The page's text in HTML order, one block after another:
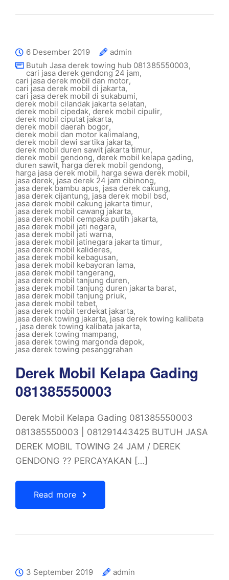
6 Desember 2019
admin
Butuh Jasa derek towing hub 081385550003,
cari jasa derek gendong 24 jam,
cari jasa derek mobil dan motor,
cari jasa derek mobil di jakarta,
cari jasa derek mobil di sukabumi,
derek mobil cilandak jakarta selatan,
derek mobil cipedak,derek mobil cipulir,
derek mobil ciputat jakarta,
derek mobil daerah bogor,
derek mobil dan motor kalimalang,
derek mobil dewi sartika jakarta,
derek mobil duren sawit jakarta timur,
derek mobil gendong, derek mobil kelapa gading,
duren sawit,harga derek mobil gendong,
harga jasa derek mobil, harga sewa derek mobil,
jasa derek, jasa derek 24 jam cibinong,
jasa derek bambu apus, jasa derek cakung,
jasa derek cijantung, jasa derek mobil bsd,
jasa derek mobil cakung jakarta timur,
jasa derek mobil cawang jakarta,
jasa derek mobil cempaka putih jakarta,
jasa derek mobil jati negara,
jasa derek mobil jati warna,
jasa derek mobil jatinegara jakarta timur,
jasa derek mobil kalideres,
jasa derek mobil kebagusan,
jasa derek mobil kebayoran lama,
jasa derek mobil tangerang,
jasa derek mobil tanjung duren,
jasa derek mobil tanjung duren jakarta barat,
jasa derek mobil tanjung priuk,
jasa derek mobil tebet,
jasa derek mobil terdekat jakarta,
jasa derek towing jakarta,jasa derek towing kalibata
, jasa derek towing kalibata jakarta,
jasa derek towing mampang,
jasa derek towing margonda depok,
jasa derek towing pesanggrahan
Derek Mobil Kelapa Gading
081385550003
Derek Mobil Kelapa Gading 081385550003
081385550003 | 081291443425 BUTUH JASA
DEREK MOBIL TOWING 24 JAM / DEREK
GENDONG ?? PERCAYAKAN […]
Read more
3 September 2019
admin